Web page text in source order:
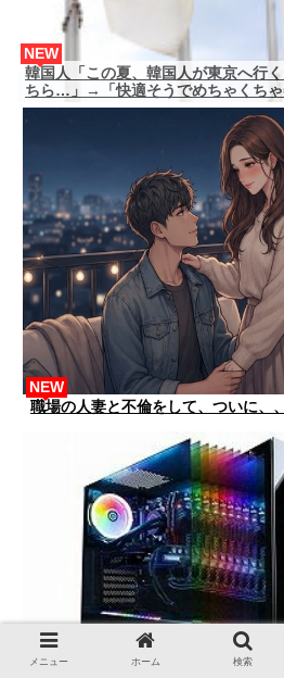
韓国人「この夏、韓国人が東京へ行
ちら…」→「快適そうでめちゃくち
NEW
職場の人妻と不倫をして、ついに、、
NEW
メニュー ホーム 検索